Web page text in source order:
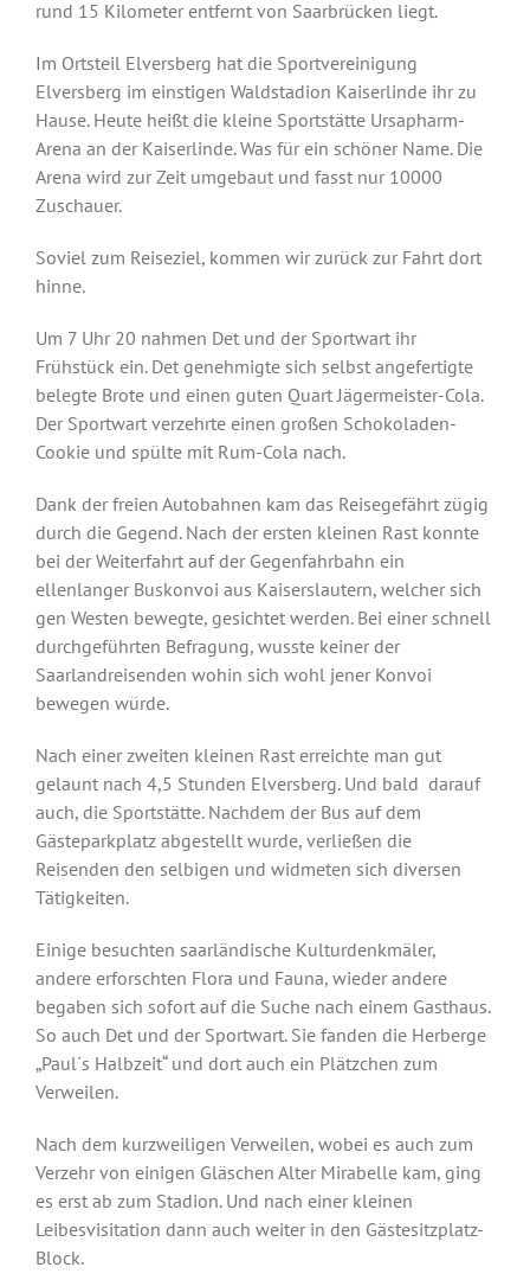
rund 15 Kilometer entfernt von Saarbrücken liegt.
Im Ortsteil Elversberg hat die Sportvereinigung
Elversberg im einstigen Waldstadion Kaiserlinde ihr zu
Hause. Heute heißt die kleine Sportstätte Ursapharm-
Arena an der Kaiserlinde. Was für ein schöner Name. Die
Arena wird zur Zeit umgebaut und fasst nur 10000
Zuschauer.
Soviel zum Reiseziel, kommen wir zurück zur Fahrt dort
hinne.
Um 7 Uhr 20 nahmen Det und der Sportwart ihr
Frühstück ein. Det genehmigte sich selbst angefertigte
belegte Brote und einen guten Quart Jägermeister-Cola.
Der Sportwart verzehrte einen großen Schokoladen-
Cookie und spülte mit Rum-Cola nach.
Dank der freien Autobahnen kam das Reisegefährt zügig
durch die Gegend. Nach der ersten kleinen Rast konnte
bei der Weiterfahrt auf der Gegenfahrbahn ein
ellenlanger Buskonvoi aus Kaiserslautern, welcher sich
gen Westen bewegte, gesichtet werden. Bei einer schnell
durchgeführten Befragung, wusste keiner der
Saarlandreisenden wohin sich wohl jener Konvoi
bewegen würde.
Nach einer zweiten kleinen Rast erreichte man gut
gelaunt nach 4,5 Stunden Elversberg. Und bald darauf
auch, die Sportstätte. Nachdem der Bus auf dem
Gästeparkplatz abgestellt wurde, verließen die
Reisenden den selbigen und widmeten sich diversen
Tätigkeiten.
Einige besuchten saarländische Kulturdenkmäler,
andere erforschten Flora und Fauna, wieder andere
begaben sich sofort auf die Suche nach einem Gasthaus.
So auch Det und der Sportwart. Sie fanden die Herberge
„Paul´s Halbzeit“ und dort auch ein Plätzchen zum
Verweilen.
Nach dem kurzweiligen Verweilen, wobei es auch zum
Verzehr von einigen Gläschen Alter Mirabelle kam, ging
es erst ab zum Stadion. Und nach einer kleinen
Leibesvisitation dann auch weiter in den Gästesitzplatz-
Block.